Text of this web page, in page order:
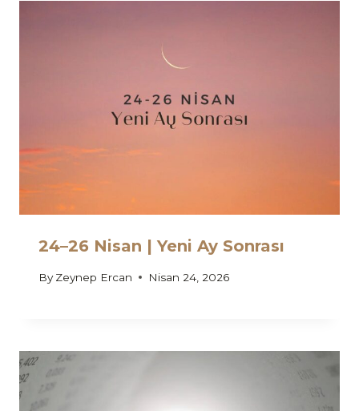
24–26 Nisan | Yeni Ay Sonrası
By Zeynep Ercan Nisan 24, 2026